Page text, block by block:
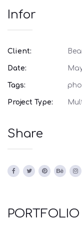
Infor
Client:
Date:
Tags:
Project Type:
Share